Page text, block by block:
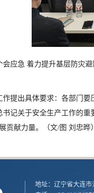
应急 着力提升基层防灾
提出具体要求：各部门
记关于安全生产工作的
贡献力量。（文/图 刘忠晔）
地址：辽宁省大连